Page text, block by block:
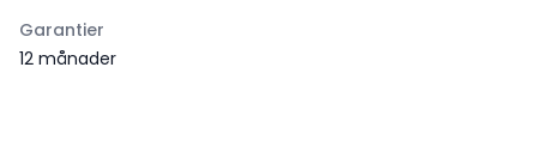
Garantier
12 månader